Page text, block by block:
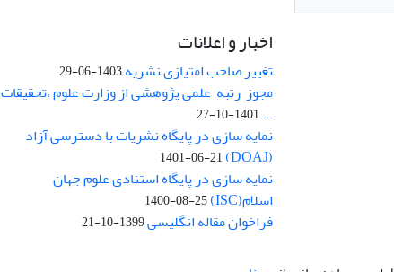
اخبار و اعلانات
تغییر صاحب امتیازی نشریه1403-06-29
مجوز رتبه علمی پژوهشی از وزارت علوم ،تحقیقات
...
1401-10-27
نمایه سازی در پایگاه نشریات با دسترسی آزاد
(DOAJ)
1401-06-21
نمایه سازی در پایگاه استنادی علوم جهان
اسلام(ISC)
1400-08-25
فراخوان مقاله انگلیسی1399-10-21